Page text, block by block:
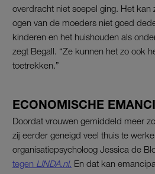
overdracht niet soepel ging. Het kan
ogen van de moeders niet goed
kinderen en het huishouden als
zegt Begall. “Ze kunnen het zo ook
toetrekken.”
ECONOMISCHE
Doordat vrouwen gemiddeld meer
zij eerder geneigd veel thuis te
organisatiepsycholoog Jessica de
tegen LINDA.nl. En dat kan